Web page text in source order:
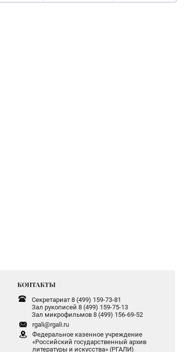
КОНТАКТЫ
Секретариат 8 (499) 159-73-81
Зал рукописей 8 (499) 159-75-13
Зал микрофильмов 8 (499) 156-69-52
rgali@rgali.ru
Федеральное казенное учреждение
«Российский государственный архив
литературы и искусства» (РГАЛИ)